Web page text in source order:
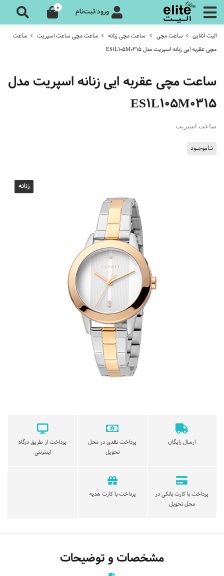
ورود/ثبت‌نام 0
الیت آنلاین ساعت مچی ساعت مچی زنانه ساعت مچی ساعت اسپریت
ساعت
مچی عقربه ایی زنانه اسپریت مدل ES1L105M0315
ساعت مچی عقربه ایی زنانه اسپریت مدل
ES1L105M0315
ساعت اسپریت
نـاموجـود
زنانه
ارسال رایگان
پرداخت نقدی در محل
تحویل
پرداخت از طریق درگاه
اینترنتی
پرداخت با کارت بانکی در
محل تحویل
پرداخت با کارت هدیه
مشخصات و توضیحات